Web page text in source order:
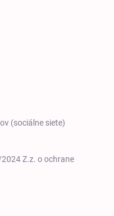
(sociálne siete)
Z.z. o ochrane